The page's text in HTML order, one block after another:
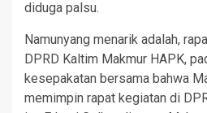
diduga palsu.
Namunyang menarik adalah,
DPRD Kaltim Makmur HAPK,
kesepakatan bersama bahwa
memimpin rapat kegiatan di